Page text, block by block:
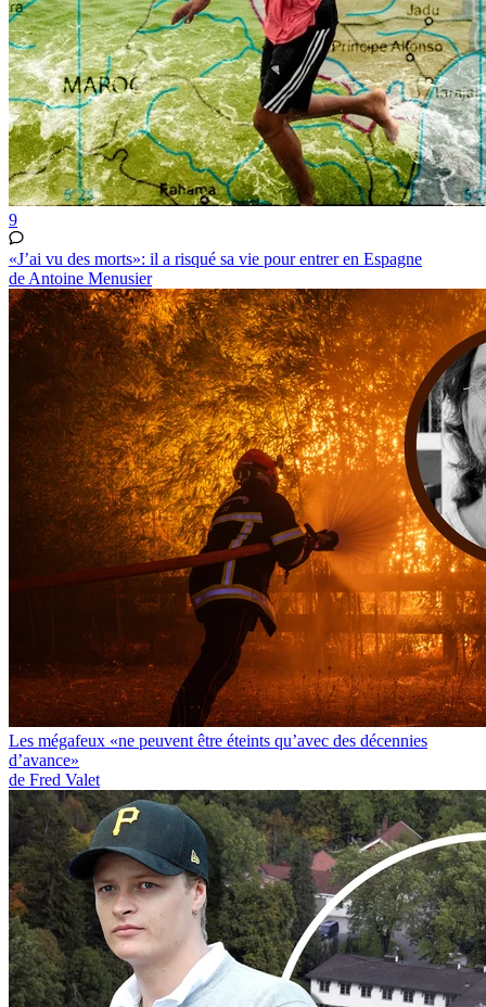
9
«J’ai vu des morts»: il a risqué sa vie pour entrer en Espagne
de Antoine Menusier
Les mégafeux «ne peuvent être éteints qu’avec des décennies
d’avance»
de Fred Valet